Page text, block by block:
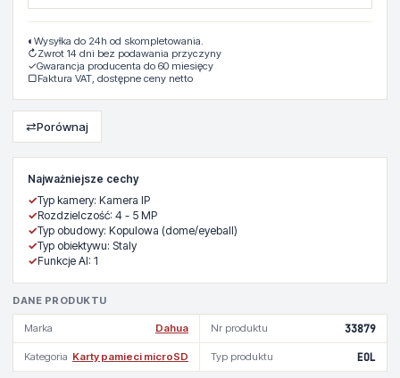
Najważniejsze cechy
✓Typ kamery: Kamera IP
✓Rozdzielczość: 4 - 5 MP
✓Typ obudowy: Kopulowa (dome/eyeball)
✓Typ obiektywu: Staly
✓Funkcje AI: 1
DANE PRODUKTU
Marka Dahua Nr produktu 33879
Kategoria Karty pamieci microSD Typ produktu EOL
◐ Wysyłka do 24h od skompletowania.
↻Zwrot 14 dni bez podawania przyczyny
✓Gwarancja producenta do 60 miesięcy
▢Faktura VAT, dostępne ceny netto
⇄Porównaj